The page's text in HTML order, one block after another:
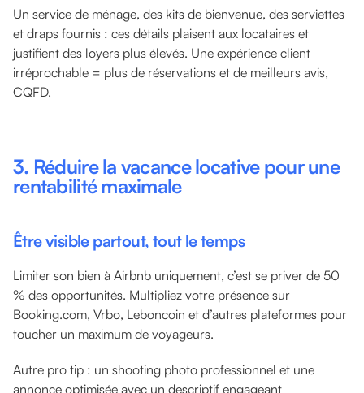
Un service de ménage, des kits de bienvenue, des serviettes
et draps fournis : ces détails plaisent aux locataires et
justifient des loyers plus élevés. Une expérience client
irréprochable = plus de réservations et de meilleurs avis,
CQFD.
3. Réduire la vacance locative pour une
rentabilité maximale
Être visible partout, tout le temps
Limiter son bien à Airbnb uniquement, c’est se priver de 50
% des opportunités. Multipliez votre présence sur
Booking.com, Vrbo, Leboncoin et d’autres plateformes pour
toucher un maximum de voyageurs.
Autre pro tip : un shooting photo professionnel et une
annonce optimisée avec un descriptif engageant